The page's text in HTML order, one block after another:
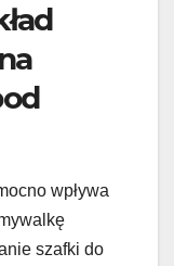
wpływa
szafki do